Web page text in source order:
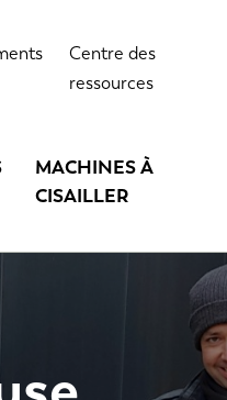
Centre des
ressources
MACHINES À
CISAILLER